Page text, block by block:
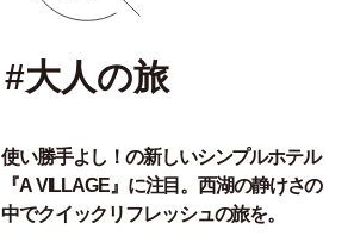
#大人の旅
使い勝手よし！の新しいシンプルホテル
『A VILLAGE』に注目。西湖の静けさの
中でクイックリフレッシュの旅を。